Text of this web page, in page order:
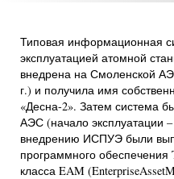
Типовая информационная
эксплуатацией атомной
внедрена на Смоленской
г.) и получила имя
«Десна-2». Затем система
АЭС (начало эксплуатации
внедрению ИСПУЭ были
программного обеспечения
класса EAM